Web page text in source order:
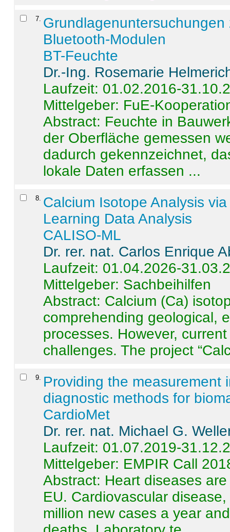
7
Bluetooth-Modulen
BT-Feuchte
Dr.-Ing. Rosemarie
Laufzeit: 01.02.2016-
Mittelgeber: FuE-
Abstract: Feuchte in
der Oberfläche gemessen
dadurch gekennzeichnet,
lokale Daten erfassen ...
8 Calcium Isotope Analysis
Learning Data Analysis
CALISO-ML
Dr. rer. nat. Carlos Enrique
Laufzeit: 01.04.2026-
Mittelgeber: Sachbeihilfen
Abstract: Calcium (Ca)
comprehending geological,
processes. However,
challenges. The project
9
Providing the measurement
diagnostic methods for
CardioMet
Dr. rer. nat. Michael G.
Laufzeit: 01.07.2019-
Mittelgeber: EMPIR Call
Abstract: Heart diseases
EU. Cardiovascular
million new cases a year